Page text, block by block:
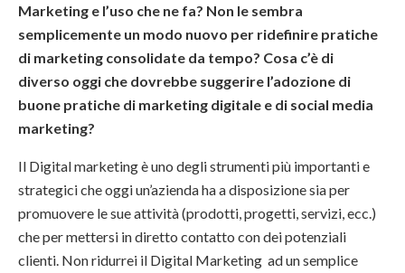
Marketing e l’uso che ne fa? Non le sembra
semplicemente un modo nuovo per ridefinire pratiche
di marketing consolidate da tempo? Cosa c’è di
diverso oggi che dovrebbe suggerire l’adozione di
buone pratiche di marketing digitale e di social media
marketing?
Il Digital marketing è uno degli strumenti più importanti e
strategici che oggi un’azienda ha a disposizione sia per
promuovere le sue attività (prodotti, progetti, servizi, ecc.)
che per mettersi in diretto contatto con dei potenziali
clienti. Non ridurrei il Digital Marketing ad un semplice